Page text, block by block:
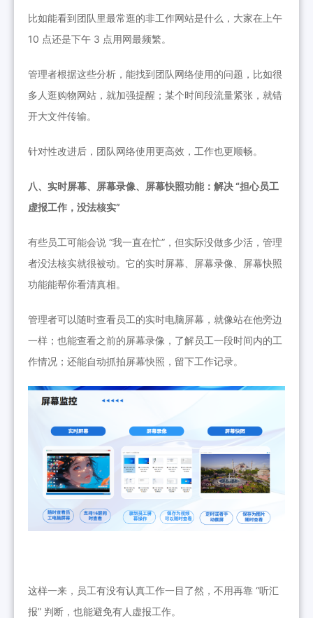
比如能看到团队里最常逛的非工作网站是什么，大家在上午
10 点还是下午 3 点用网最频繁。
管理者根据这些分析，能找到团队网络使用的问题，比如很
多人逛购物网站，就加强提醒；某个时间段流量紧张，就错
开大文件传输。
针对性改进后，团队网络使用更高效，工作也更顺畅。
八、实时屏幕、屏幕录像、屏幕快照功能：解决 “担心员工
虚报工作，没法核实”
有些员工可能会说 “我一直在忙”，但实际没做多少活，管理
者没法核实就很被动。 它的实时屏幕、屏幕录像、屏幕快照
功能能帮你看清真相。
管理者可以随时查看员工的实时电脑屏幕，就像站在他旁边
一样；也能查看之前的屏幕录像，了解员工一段时间内的工
作情况；还能自动抓拍屏幕快照，留下工作记录。
这样一来，员工有没有认真工作一目了然，不用再靠 “听汇
报” 判断，也能避免有人虚报工作。